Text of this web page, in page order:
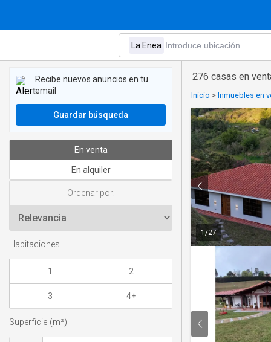
276 casas en
Inicio > Inmuebles en
1 /27
Recibe nuevos anuncios en tu
email
Guardar búsqueda
En venta
En alquiler
Ordenar por:
Habitaciones
1 2
3 4+
Superficie (m²)